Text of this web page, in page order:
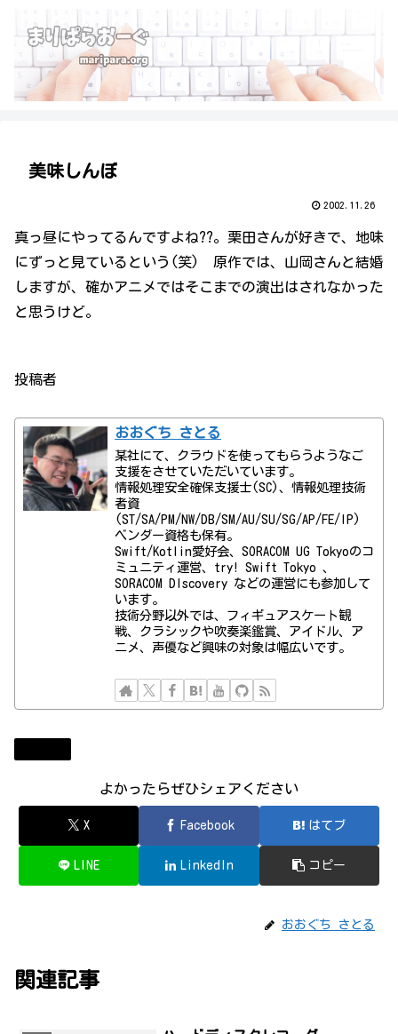
美味しんぼ
2002.11.26
真っ昼にやってるんですよね??。栗田さんが好きで、地味
にずっと見ているという(笑) 原作では、山岡さんと結婚
しますが、確かアニメではそこまでの演出はされなかった
と思うけど。
投稿者
おおぐち さとる
某社にて、クラウドを使ってもらうようなご
支援をさせていただいています。
情報処理安全確保支援士(SC)、情報処理技術
者資
(ST/SA/PM/NW/DB/SM/AU/SU/SG/AP/FE/IP)
ベンダー資格も保有。
Swift/Kotlin愛好会、SORACOM UG Tokyoのコ
ミュニティ運営、try! Swift Tokyo 、
SORACOM DIscovery などの運営にも参加して
います。
技術分野以外では、フィギュアスケート観
戦、クラシックや吹奏楽鑑賞、アイドル、ア
ニメ、声優など興味の対象は幅広いです。
よかったらぜひシェアください
X Facebook はてブ
LINE LinkedIn コピー
おおぐち さとる
関連記事